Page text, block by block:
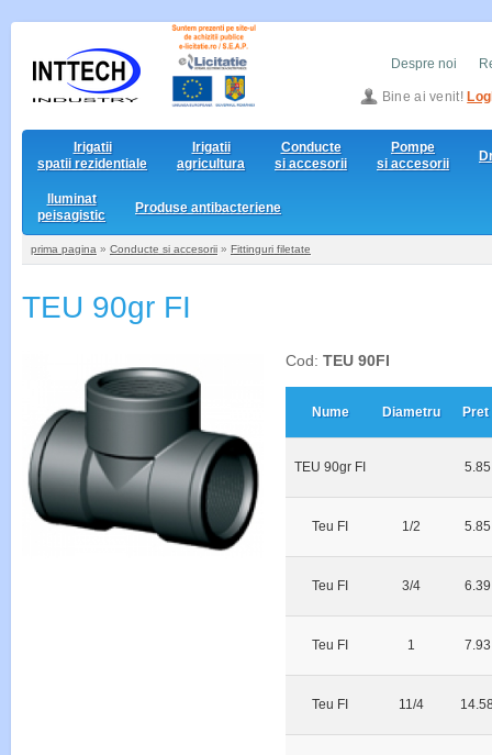
Despre noi
Bine ai venit!
Irigatii
spatii rezidentiale
Irigatii
agricultura
Conducte
si accesorii
Pompe
si accesorii
Iluminat
peisagistic
Produse antibacteriene
prima pagina » Conducte si accesorii » Fittinguri filetate
TEU 90gr FI
Cod: TEU 90FI
Nume Diametru Pret
TEU 90gr FI
Teu FI 1/2
Teu FI 3/4
Teu FI 1
Teu FI 11/4